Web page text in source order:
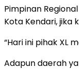
Pimpinan
Kota Kendari, jika
“Hari ini pihak XL
Adapun daerah